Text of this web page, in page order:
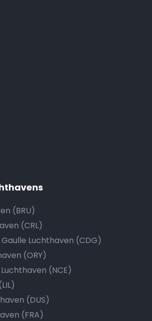
(BRU)
(CRL)
Luchthaven (CDG)
(ORY)
(NCE)
(DUS)
(FRA)